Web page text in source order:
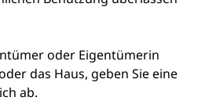
oder Eigentümerin
das Haus, geben Sie eine
ab.